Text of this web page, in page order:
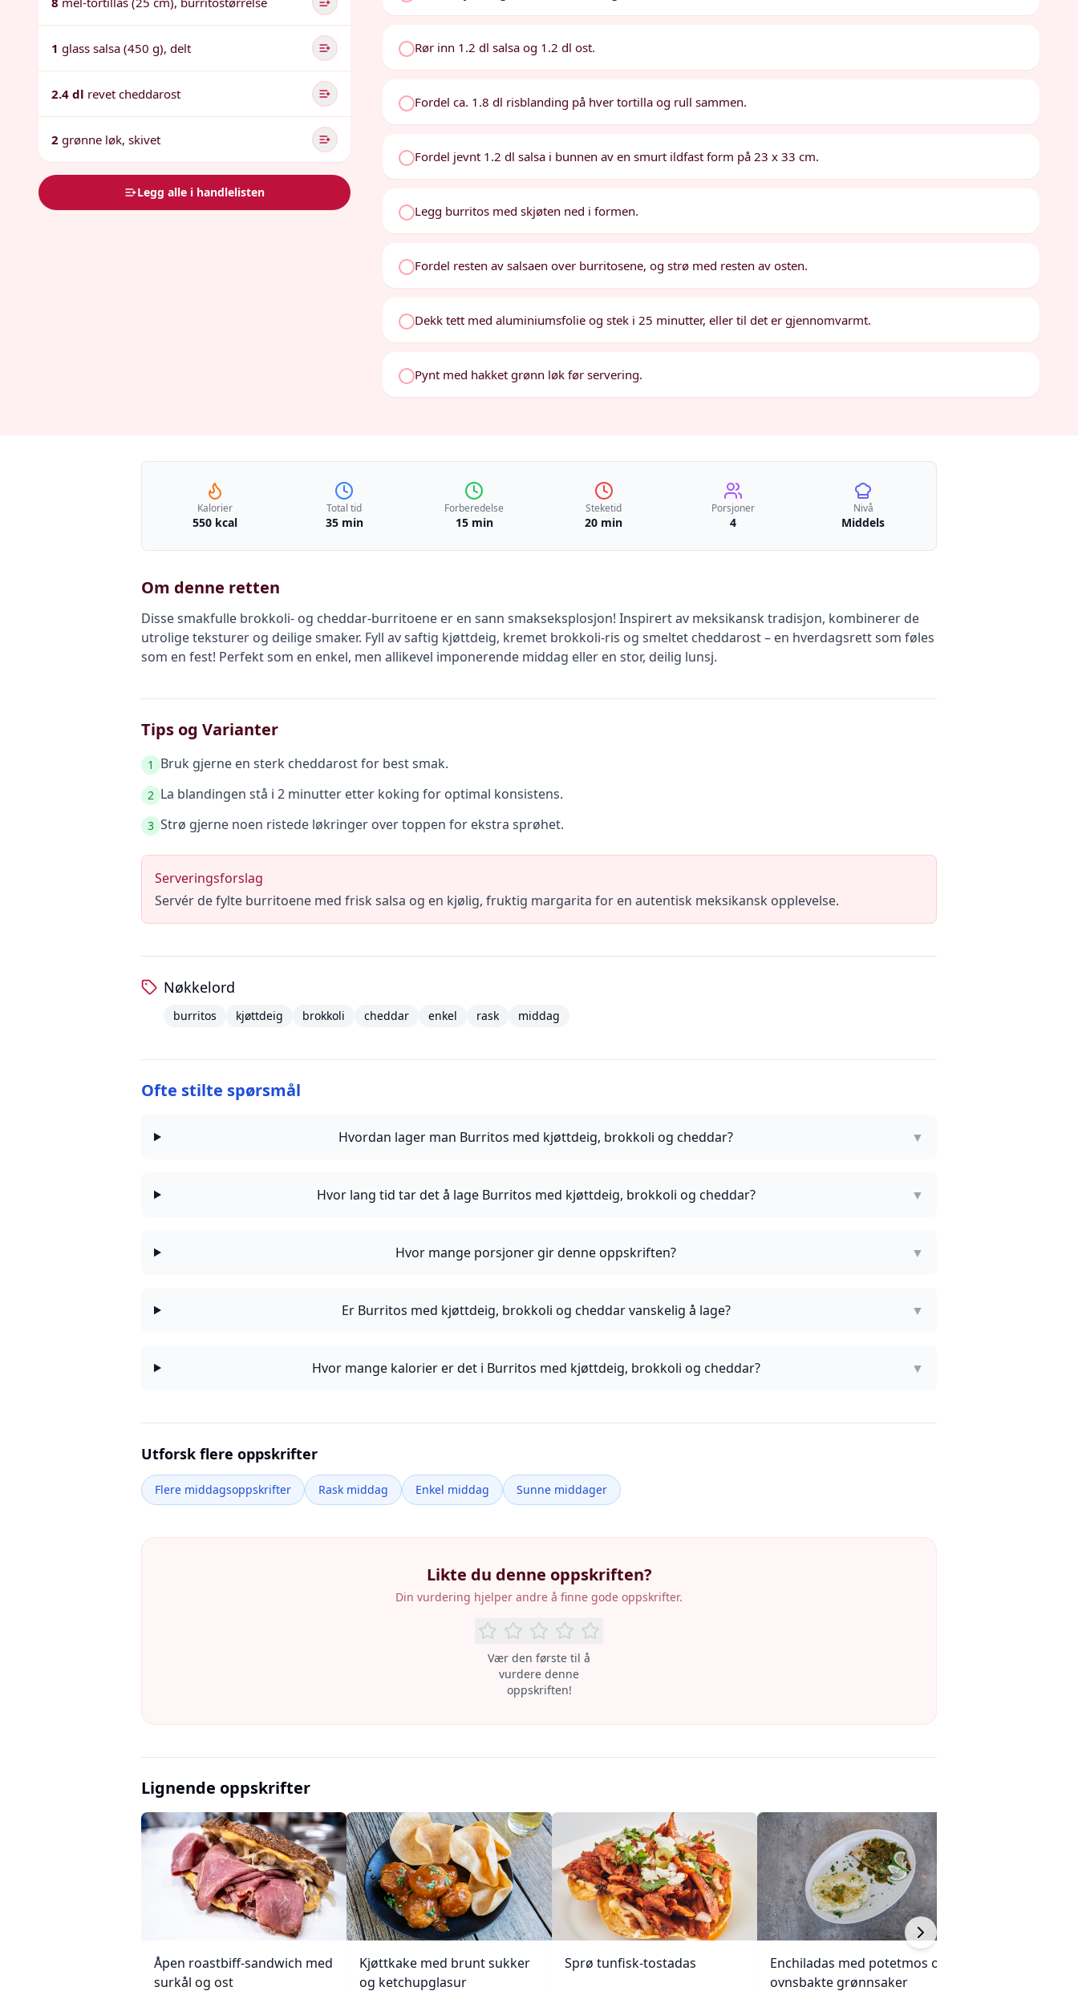
1 glass salsa (450 g), delt
2.4 dl revet cheddarost
2 grønne løk, skivet
Legg alle i handlelisten
Rør inn 1.2 dl salsa og 1.2 dl ost.
Fordel ca. 1.8 dl risblanding på hver tortilla og rull sammen.
Fordel jevnt 1.2 dl salsa i bunnen av en smurt ildfast form på 23 x 33 cm.
Legg burritos med skjøten ned i formen.
Fordel resten av salsaen over burritosene, og strø med resten av osten.
Dekk tett med aluminiumsfolie og stek i 25 minutter, eller til det er gjennomvarmt.
Pynt med hakket grønn løk før servering.
Kalorier
550 kcal
Total tid
35 min
Forberedelse
15 min
Steketid
20 min
Porsjoner
4
Nivå
Middels
Om denne retten
Disse smakfulle brokkoli- og cheddar-burritoene er en sann smakseksplosjon! Inspirert av meksikansk tradisjon, kombinerer de
utrolige teksturer og deilige smaker. Fyll av saftig kjøttdeig, kremet brokkoli-ris og smeltet cheddarost – en hverdagsrett som føles
som en fest! Perfekt som en enkel, men allikevel imponerende middag eller en stor, deilig lunsj.
Tips og Varianter
1 Bruk gjerne en sterk cheddarost for best smak.
2 La blandingen stå i 2 minutter etter koking for optimal konsistens.
3 Strø gjerne noen ristede løkringer over toppen for ekstra sprøhet.
Serveringsforslag
Servér de fylte burritoene med frisk salsa og en kjølig, fruktig margarita for en autentisk meksikansk opplevelse.
Nøkkelord
burritos kjøttdeig brokkoli cheddar enkel rask middag
Ofte stilte spørsmål
Hvordan lager man Burritos med kjøttdeig, brokkoli og cheddar? ▼
Hvor lang tid tar det å lage Burritos med kjøttdeig, brokkoli og cheddar? ▼
Hvor mange porsjoner gir denne oppskriften? ▼
Er Burritos med kjøttdeig, brokkoli og cheddar vanskelig å lage? ▼
Hvor mange kalorier er det i Burritos med kjøttdeig, brokkoli og cheddar? ▼
Utforsk flere oppskrifter
Flere middagsoppskrifter Rask middag Enkel middag Sunne middager
Likte du denne oppskriften?
Din vurdering hjelper andre å finne gode oppskrifter.
Vær den første til å
vurdere denne
oppskriften!
Lignende oppskrifter
Åpen roastbiff-sandwich med
surkål og ost
Kjøttkake med brunt sukker
og ketchupglasur
Sprø tunfisk-tostadas
Enchiladas med potetmos og
ovnsbakte grønnsaker